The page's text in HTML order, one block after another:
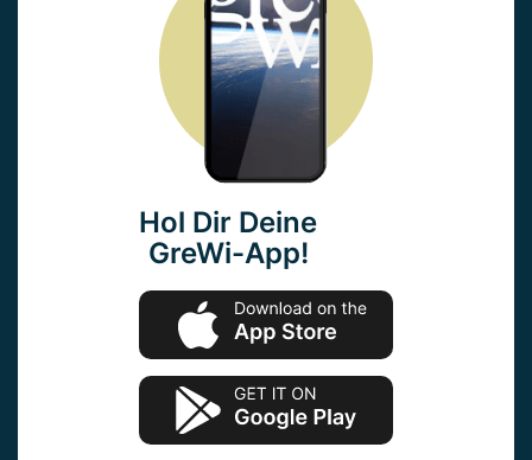
Hol Dir Deine
GreWi-App!